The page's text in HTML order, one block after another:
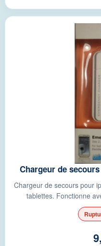
Chargeur de
Chargeur de secours pour
tablettes. Fonctionne